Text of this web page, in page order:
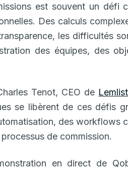
est souvent un défi
Des calculs
les difficultés
des équipes, des
Tenot, CEO de Lemlist
se libèrent de ces défis
des workflows
de commission.
en direct de